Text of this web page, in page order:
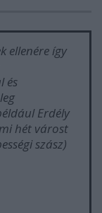
ellenére így
és
Erdély
hét várost
szász)